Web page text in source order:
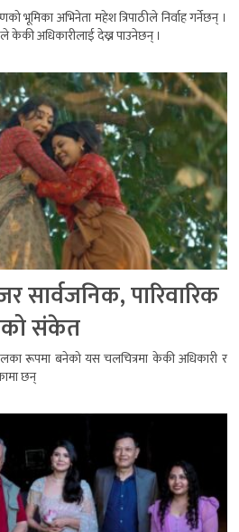
भूमिका अभिनेता महेश त्रिपाठीले निर्वाह गर्नेछन् ।
केकी अधिकारीलाई देख्न पाउनेछन् ।
सार्वजनिक, पारिवारिक
संकेत
रूपमा बनेको यस चलचित्रमा केकी अधिकारी र
छन्